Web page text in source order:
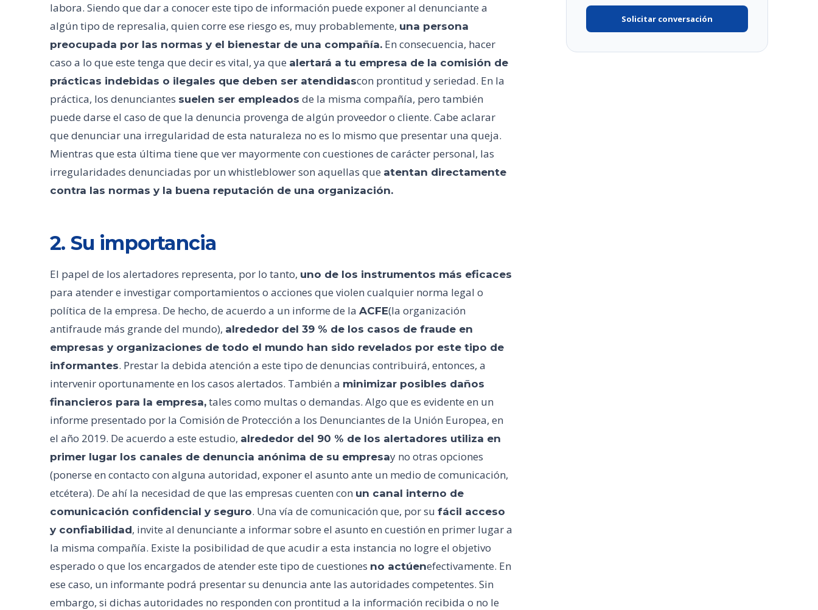
labora. Siendo que dar a conocer este tipo de información puede exponer al denunciante a
algún tipo de represalia, quien corre ese riesgo es, muy probablemente, una persona
preocupada por las normas y el bienestar de una compañía. En consecuencia, hacer
caso a lo que este tenga que decir es vital, ya que alertará a tu empresa de la comisión de
prácticas indebidas o ilegales que deben ser atendidascon prontitud y seriedad. En la
práctica, los denunciantes suelen ser empleados de la misma compañía, pero también
puede darse el caso de que la denuncia provenga de algún proveedor o cliente. Cabe aclarar
que denunciar una irregularidad de esta naturaleza no es lo mismo que presentar una queja.
Mientras que esta última tiene que ver mayormente con cuestiones de carácter personal, las
irregularidades denunciadas por un whistleblower son aquellas que atentan directamente
contra las normas y la buena reputación de una organización.
2. Su importancia
El papel de los alertadores representa, por lo tanto, uno de los instrumentos más eficaces
para atender e investigar comportamientos o acciones que violen cualquier norma legal o
política de la empresa. De hecho, de acuerdo a un informe de la ACFE(la organización
antifraude más grande del mundo), alrededor del 39 % de los casos de fraude en
empresas y organizaciones de todo el mundo han sido revelados por este tipo de
informantes. Prestar la debida atención a este tipo de denuncias contribuirá, entonces, a
intervenir oportunamente en los casos alertados. También a minimizar posibles daños
financieros para la empresa, tales como multas o demandas. Algo que es evidente en un
informe presentado por la Comisión de Protección a los Denunciantes de la Unión Europea, en
el año 2019. De acuerdo a este estudio, alrededor del 90 % de los alertadores utiliza en
primer lugar los canales de denuncia anónima de su empresay no otras opciones
(ponerse en contacto con alguna autoridad, exponer el asunto ante un medio de comunicación,
etcétera). De ahí la necesidad de que las empresas cuenten con un canal interno de
comunicación confidencial y seguro. Una vía de comunicación que, por su fácil acceso
y confiabilidad, invite al denunciante a informar sobre el asunto en cuestión en primer lugar a
la misma compañía. Existe la posibilidad de que acudir a esta instancia no logre el objetivo
esperado o que los encargados de atender este tipo de cuestiones no actúenefectivamente. En
ese caso, un informante podrá presentar su denuncia ante las autoridades competentes. Sin
embargo, si dichas autoridades no responden con prontitud a la información recibida o no le
Solicitar conversación